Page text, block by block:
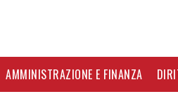
AMMINISTRAZIONE E FINANZA